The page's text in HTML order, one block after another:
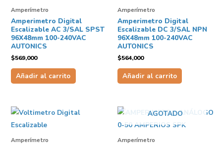
Amperímetro
Amperimetro Digital
Escalizable AC 3/SAL SPST
96X48mm 100-240VAC
AUTONICS
$569,000
Añadir al carrito
Amperímetro
Amperimetro Digital
Escalizable DC 3/SAL NPN
96X48mm 100-240VAC
AUTONICS
$564,000
Añadir al carrito
Amperímetro
AGOTADO
Amperímetro